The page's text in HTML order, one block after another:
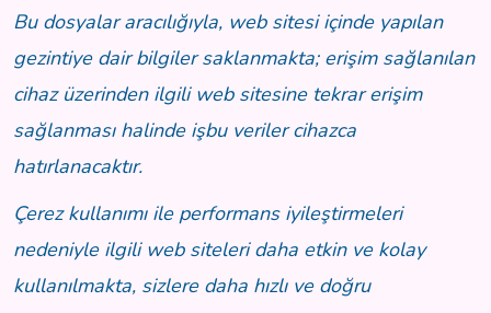
Bu dosyalar aracılığıyla, web sitesi içinde yapılan
gezintiye dair bilgiler saklanmakta; erişim sağlanılan
cihaz üzerinden ilgili web sitesine tekrar erişim
sağlanması halinde işbu veriler cihazca
hatırlanacaktır.
Çerez kullanımı ile performans iyileştirmeleri
nedeniyle ilgili web siteleri daha etkin ve kolay
kullanılmakta, sizlere daha hızlı ve doğru